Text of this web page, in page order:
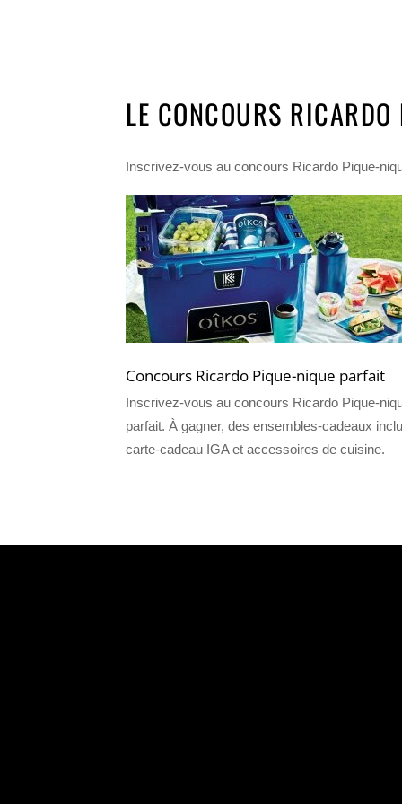
LE CONCOURS
Inscrivez-vous au concours Ricardo Pique-
Concours Ricardo Pique-nique parfait
Inscrivez-vous au concours Ricardo Pique-
parfait. À gagner, des ensembles-cadeaux
carte-cadeau IGA et accessoires de cuisine.